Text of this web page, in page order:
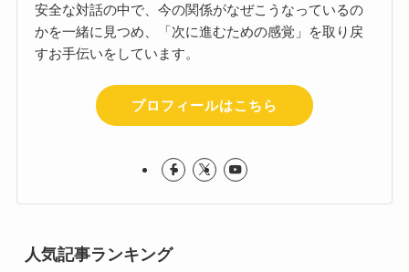
安全な対話の中で、今の関係がなぜこうなっているの
かを一緒に見つめ、「次に進むための感覚」を取り戻
すお手伝いをしています。
プロフィールはこちら
人気記事ランキング